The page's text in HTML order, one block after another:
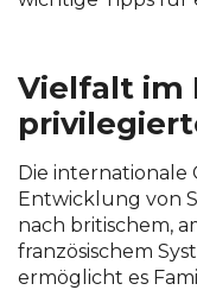
Vielfalt im
Die internationale
Entwicklung von
nach britischem,
französischem
ermöglicht es